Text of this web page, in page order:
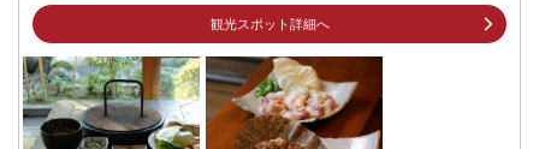
観光スポット詳細へ